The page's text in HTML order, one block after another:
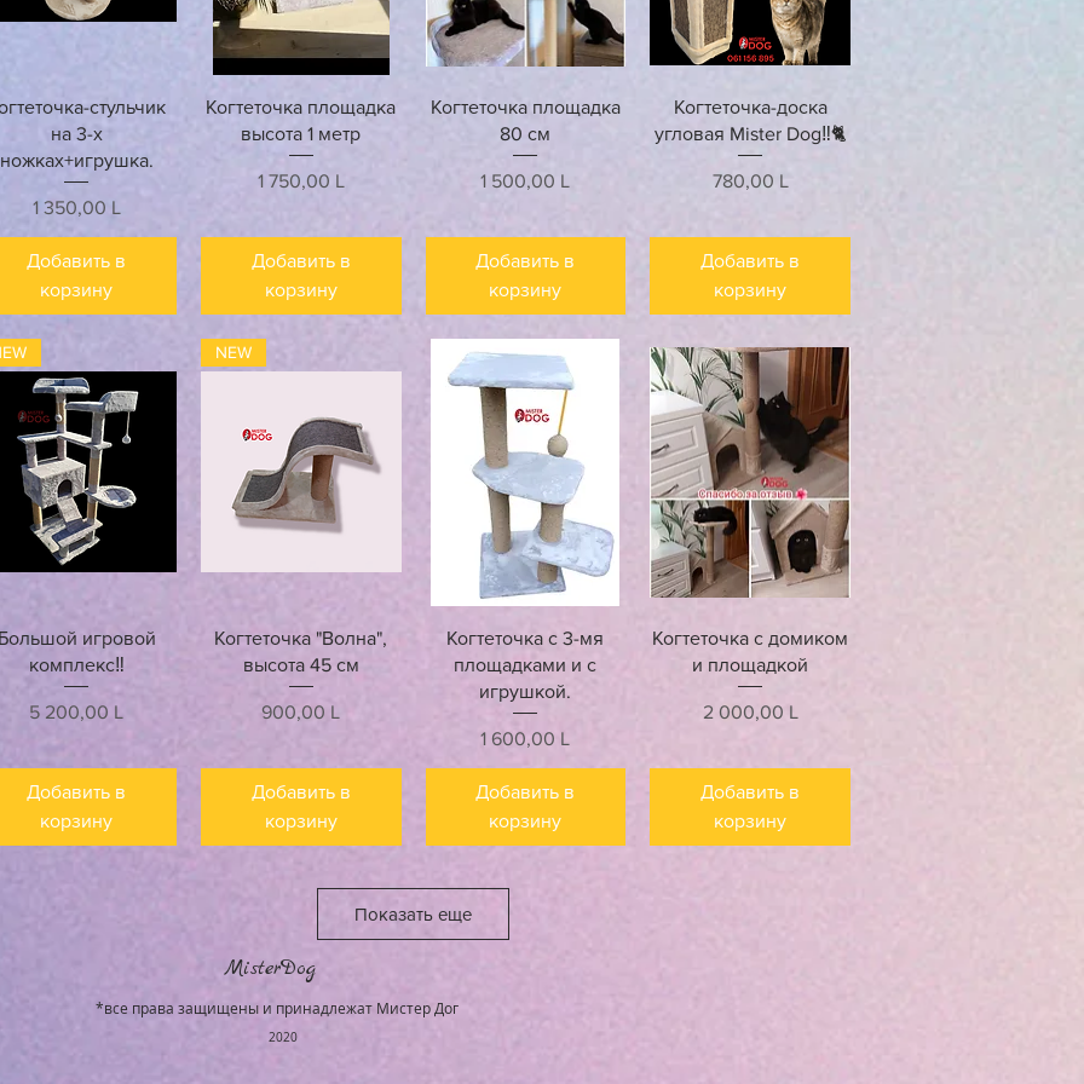
Быстрый просмотр
стульчик
на 3-х
ножках+игрушка.
Цена
1 350,00 L
Добавить в
корзину
Быстрый просмотр
Когтеточка площадка
высота 1 метр
Цена
1 750,00 L
Добавить в
корзину
Быстрый просмотр
Когтеточка площадка
80 см
Цена
1 500,00 L
Добавить в
корзину
Быстрый просмотр
Когтеточка-доска
угловая Mister Dog‼️🐈
Цена
780,00 L
Добавить в
корзину
Быстрый просмотр
игровой
комплекс‼️
Цена
5 200,00 L
Добавить в
корзину
Быстрый просмотр
NEW
Когтеточка "Волна",
высота 45 см
Цена
900,00 L
Добавить в
корзину
Быстрый просмотр
Когтеточка с 3-мя
площадками и с
игрушкой.
Цена
1 600,00 L
Добавить в
корзину
Быстрый просмотр
Когтеточка с домиком
и площадкой
Цена
2 000,00 L
Добавить в
корзину
Показать еще
MisterDog
*все права защищены и принадлежат Мистер Дог
2020